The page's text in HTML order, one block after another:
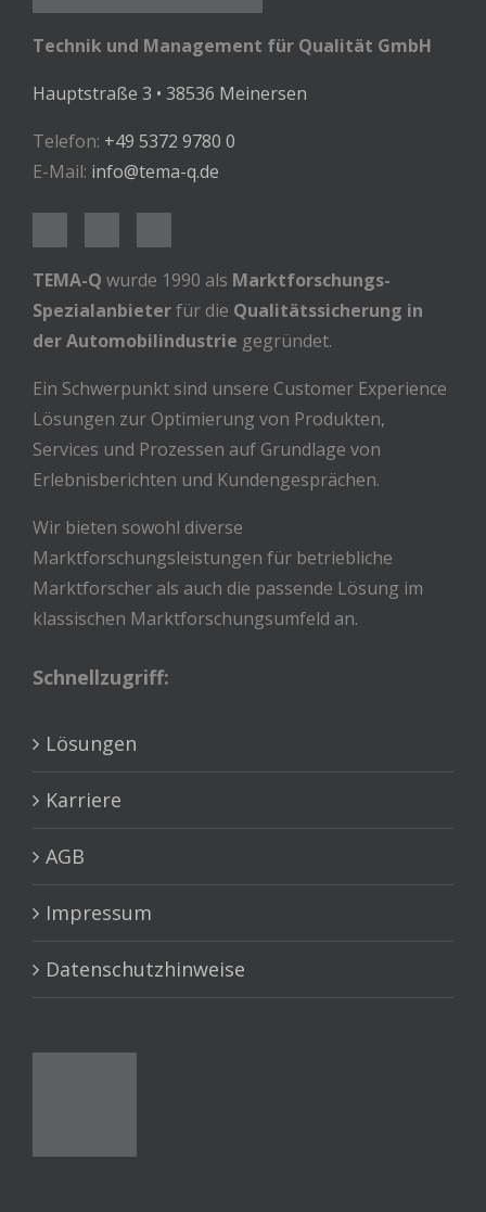
Technik und Management für Qualität GmbH
Hauptstraße 3 • 38536 Meinersen
Telefon: +49 5372 9780 0
E-Mail: info@tema-q.de
TEMA-Q wurde 1990 als Marktforschungs-
Spezialanbieterfür die Qualitätssicherung in
der Automobilindustrie gegründet.
Ein Schwerpunkt sind unsere Customer Experience
Lösungen zur Optimierung von Produkten,
Services und Prozessen auf Grundlage von
Erlebnisberichten und Kundengesprächen.
Wir bieten sowohl diverse
Marktforschungsleistungen für betriebliche
Marktforscher als auch die passende Lösung im
klassischen Marktforschungsumfeld an.
Schnellzugriff:
Lösungen
Karriere
AGB
Impressum
Datenschutzhinweise